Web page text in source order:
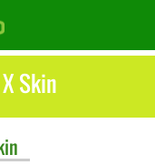
Skin